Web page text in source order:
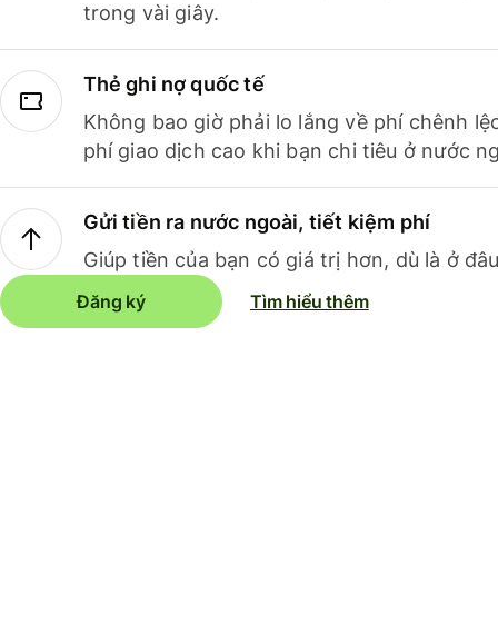
trong vài giây.
Thẻ ghi nợ quốc tế
Không bao giờ phải lo lắng về phí chênh
phí giao dịch cao khi bạn chi tiêu ở nước
Gửi tiền ra nước ngoài, tiết kiệm phí
Giúp tiền của bạn có giá trị hơn, dù là ở
Đăng ký Tìm hiểu thêm